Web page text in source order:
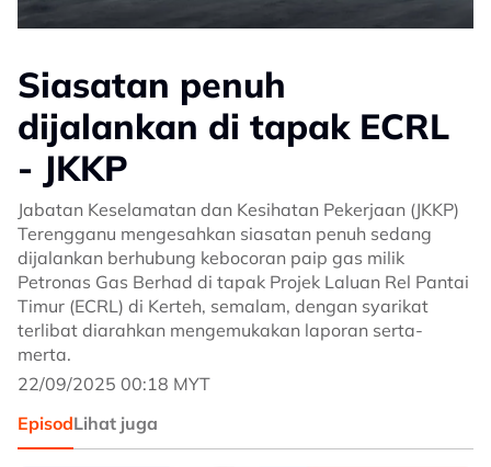
Siasatan penuh
dijalankan di tapak ECRL
- JKKP
Jabatan Keselamatan dan Kesihatan Pekerjaan (JKKP)
Terengganu mengesahkan siasatan penuh sedang
dijalankan berhubung kebocoran paip gas milik
Petronas Gas Berhad di tapak Projek Laluan Rel Pantai
Timur (ECRL) di Kerteh, semalam, dengan syarikat
terlibat diarahkan mengemukakan laporan serta-
merta.
22/09/2025 00:18 MYT
EpisodLihat juga